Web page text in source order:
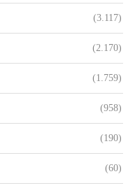
(3.117)
(2.170)
(1.759)
(958)
(190)
(60)